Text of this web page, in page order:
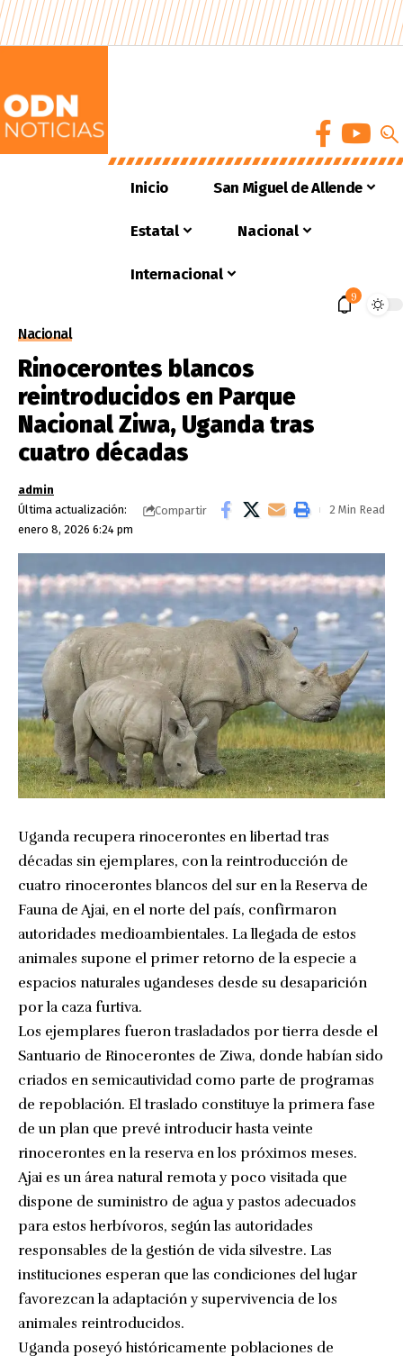
Inicio San Miguel de Allende
Estatal Nacional
Internacional
9
Nacional
Rinocerontes blancos
reintroducidos en Parque
Nacional Ziwa, Uganda tras
cuatro décadas
Última actualización:
enero 8, 2026 6:24 pm
admin
Compartir
2 Min Read
Uganda recupera rinocerontes en libertad tras
décadas sin ejemplares, con la reintroducción de
cuatro rinocerontes blancos del sur en la Reserva de
Fauna de Ajai, en el norte del país, confirmaron
autoridades medioambientales. La llegada de estos
animales supone el primer retorno de la especie a
espacios naturales ugandeses desde su desaparición
por la caza furtiva.
Los ejemplares fueron trasladados por tierra desde el
Santuario de Rinocerontes de Ziwa, donde habían sido
criados en semicautividad como parte de programas
de repoblación. El traslado constituye la primera fase
de un plan que prevé introducir hasta veinte
rinocerontes en la reserva en los próximos meses.
Ajai es un área natural remota y poco visitada que
dispone de suministro de agua y pastos adecuados
para estos herbívoros, según las autoridades
responsables de la gestión de vida silvestre. Las
instituciones esperan que las condiciones del lugar
favorezcan la adaptación y supervivencia de los
animales reintroducidos.
Uganda poseyó históricamente poblaciones de